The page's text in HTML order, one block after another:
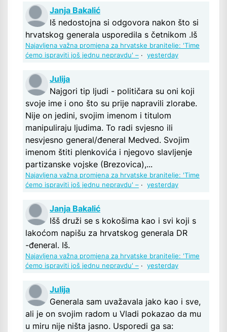
Janja Bakalić
Iš nedostojna si odgovora nakon što si
hrvatskog generala usporedila s četnikom .Iš
Najavljena važna promjena za hrvatske branitelje: 'Time
ćemo ispraviti još jednu nepravdu' – · yesterday
Julija
Najgori tip ljudi - političara su oni koji
svoje ime i ono što su prije napravili zlorabe.
Nije on jedini, svojim imenom i titulom
manipuliraju ljudima. To radi svjesno ili
nesvjesno general/đeneral Medved. Svojim
imenom štiti plenkovića i njegovo slavljenje
partizanske vojske (Brezovica),...
Najavljena važna promjena za hrvatske branitelje: 'Time
ćemo ispraviti još jednu nepravdu' – · yesterday
Janja Bakalić
Išš druži se s kokošima kao i svi koji s
lakoćom napišu za hrvatskog generala DR
-đeneral. Iš.
Najavljena važna promjena za hrvatske branitelje: 'Time
ćemo ispraviti još jednu nepravdu' – · yesterday
Julija
Generala sam uvažavala jako kao i sve,
ali je on svojim radom u Vladi pokazao da mu
u miru nije ništa jasno. Usporedi ga sa: